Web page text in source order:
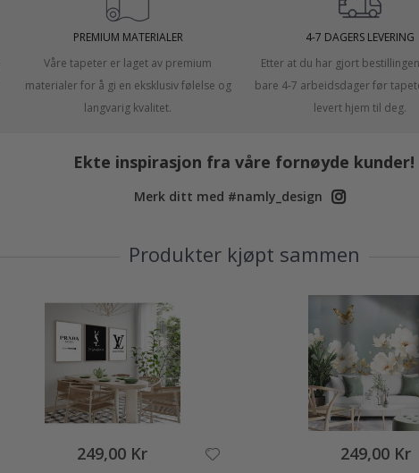
PREMIUM MATERIALER
Våre tapeter er laget av premium
materialer for å gi en eksklusiv følelse og
langvarig kvalitet.
4-7 DAGERS LEVERING
Etter at du har gjort
bare 4-7 arbeidsdager før
levert hjem til deg.
Ekte inspirasjon fra våre fornøyde kunder!
Merk ditt med #namly_design
Produkter kjøpt sammen
249,00 Kr 249,00 Kr